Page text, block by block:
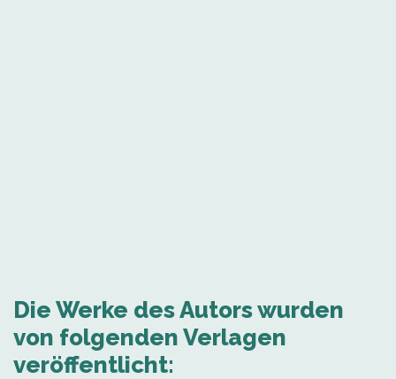
Die Werke des Autors wurden
von folgenden Verlagen
veröffentlicht: